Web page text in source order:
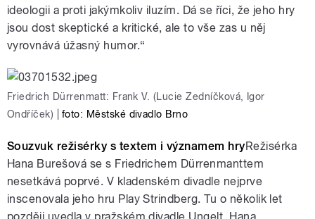
ideologii a proti jakýmkoliv iluzím. Dá se říci, že jeho hry
jsou dost skeptické a kritické, ale to vše zas u něj
vyrovnává úžasný humor.“
Friedrich Dürrenmatt: Frank V. (Lucie Zedníčková, Igor
Ondříček)
foto: Městské divadlo Brno
Souzvuk režisérky s textem i významem hryRežisérka
Hana Burešová se s Friedrichem Dürrenmanttem
nesetkává poprvé. V kladenském divadle nejprve
inscenovala jeho hru Play Strindberg. Tu o několik let